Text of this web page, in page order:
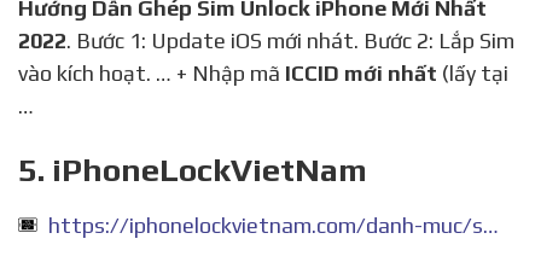
Hướng Dẫn Ghép Sim Unlock iPhone Mới Nhất
2022. Bước 1: Update iOS mới nhát. Bước 2: Lắp Sim
vào kích hoạt. … + Nhập mã ICCID mới nhất (lấy tại
…
5. iPhoneLockVietNam
https://iphonelockvietnam.com/danh-muc/sim-ghep-cac-loai-heicard-x-sim-slim-club-gpp/huong-dan-ghep-sim-4g-iccd-moi-nhat-cho-iphone-xs-xsmax-xr/